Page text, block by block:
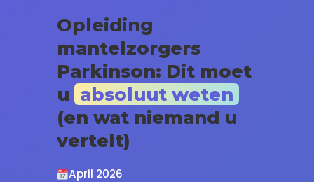
Opleiding
mantelzorgers
Parkinson: Dit moet
u absoluut weten
(en wat niemand u
vertelt)
April 2026